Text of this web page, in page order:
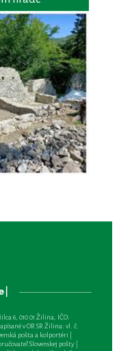
6, 010 01 Žilina, IČO:
v OR SR Žilina: vl. č.
pošta a kolportéri |
Slovenskej pošty |